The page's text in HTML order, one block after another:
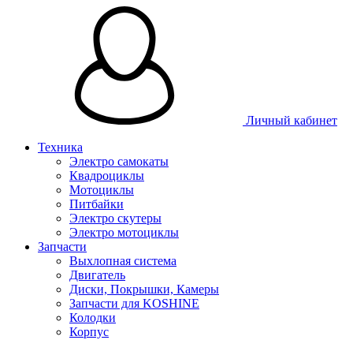
Личный кабинет
Техника
Электро самокаты
Квадроциклы
Мотоциклы
Питбайки
Электро скутеры
Электро мотоциклы
Запчасти
Выхлопная система
Двигатель
Диски, Покрышки, Камеры
Запчасти для KOSHINE
Колодки
Корпус